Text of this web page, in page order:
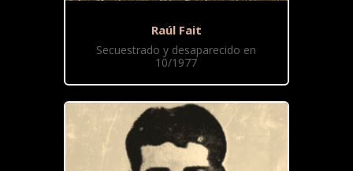
Raúl Fait
Secuestrado y desaparecido en
10/1977